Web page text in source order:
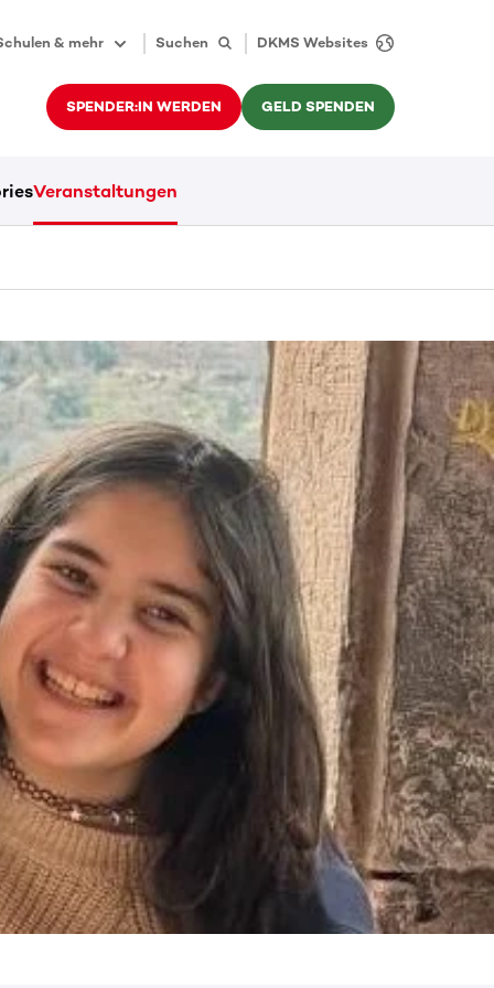
& mehr Suchen DKMS Websites
SPENDER:IN WERDEN GELD SPENDEN
Veranstaltungen